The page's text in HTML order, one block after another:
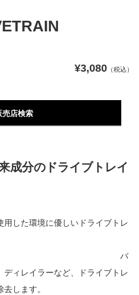
¥3,080 （税込）
売店検索
成分のドライブトレイ
用した環境に優しいドライブトレ
バ
ィレイラーなど、ドライブトレ
解して除去します。